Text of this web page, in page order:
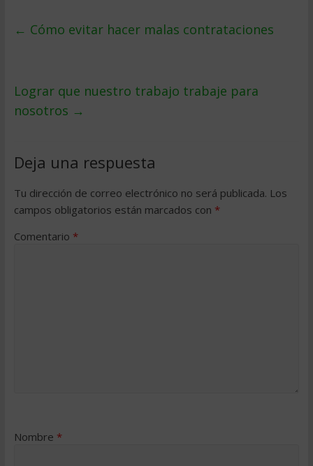
← Cómo evitar hacer malas contrataciones
Lograr que nuestro trabajo trabaje para
nosotros →
Deja una respuesta
Tu dirección de correo electrónico no será publicada. Los
campos obligatorios están marcados con *
Comentario *
Nombre *